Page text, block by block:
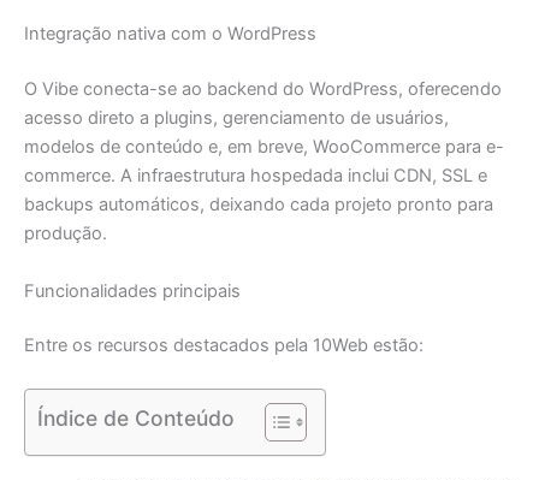
Integração nativa com o WordPress
O Vibe conecta-se ao backend do WordPress, oferecendo
acesso direto a plugins, gerenciamento de usuários,
modelos de conteúdo e, em breve, WooCommerce para e-
commerce. A infraestrutura hospedada inclui CDN, SSL e
backups automáticos, deixando cada projeto pronto para
produção.
Funcionalidades principais
Entre os recursos destacados pela 10Web estão:
Índice de Conteúdo